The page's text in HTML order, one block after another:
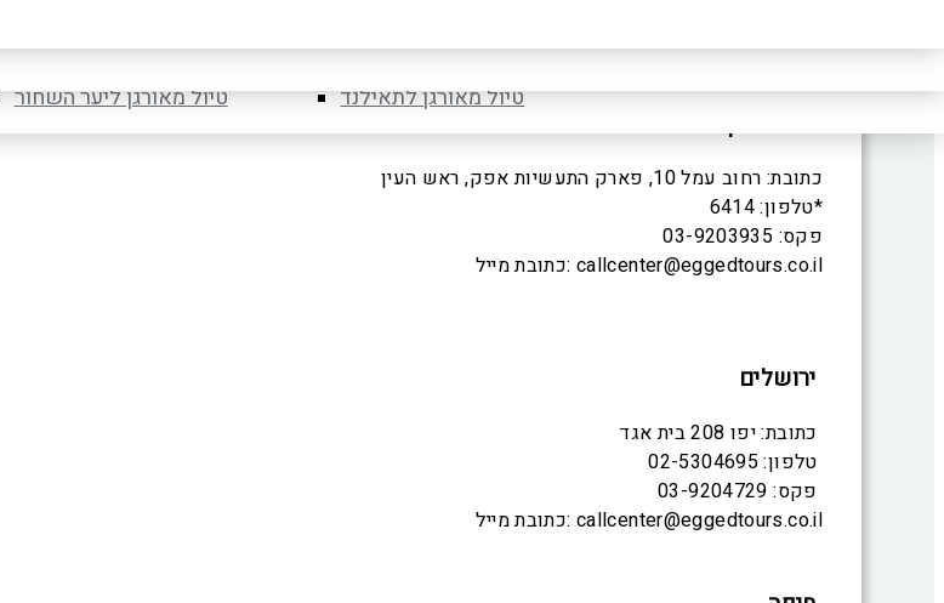
טיול מאורגן לספארי בטנזניה
טיול מאורגן ליער השחור
טיול מאורגן לרומניה
טיול מאורגן לתאילנד
סניפים
ראש העין
כתובת: רחוב עמל 10, פארק התעשיות אפק, ראש העין
טלפון: 6414*
פקס: 03-9203935
כתובת מייל: callcenter@eggedtours.co.il
כתובת מייל: callcenter@eggedtours.co.il